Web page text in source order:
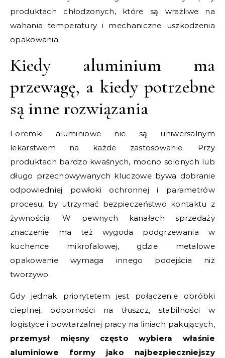
produktach chłodzonych, które są wrażliwe na
wahania temperatury i mechaniczne uszkodzenia
opakowania.
Kiedy aluminium ma
przewagę, a kiedy potrzebne
są inne rozwiązania
Foremki aluminiowe nie są uniwersalnym
lekarstwem na każde zastosowanie. Przy
produktach bardzo kwaśnych, mocno solonych lub
długo przechowywanych kluczowe bywa dobranie
odpowiedniej powłoki ochronnej i parametrów
procesu, by utrzymać bezpieczeństwo kontaktu z
żywnością. W pewnych kanałach sprzedaży
znaczenie ma też wygoda podgrzewania w
kuchence mikrofalowej, gdzie metalowe
opakowanie wymaga innego podejścia niż
tworzywo.
Gdy jednak priorytetem jest połączenie obróbki
cieplnej, odporności na tłuszcz, stabilności w
logistyce i powtarzalnej pracy na liniach pakujących,
przemysł mięsny często wybiera właśnie
aluminiowe formy jako najbezpieczniejszy